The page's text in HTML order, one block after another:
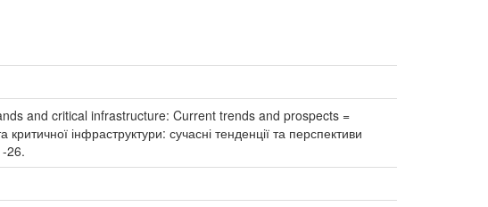
and critical infrastructure: Current trends and prospects =
інфраструктури: сучасні тенденції та перспективи
26.